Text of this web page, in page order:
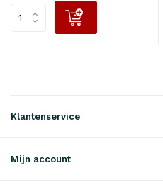
Klantenservice
Mijn account